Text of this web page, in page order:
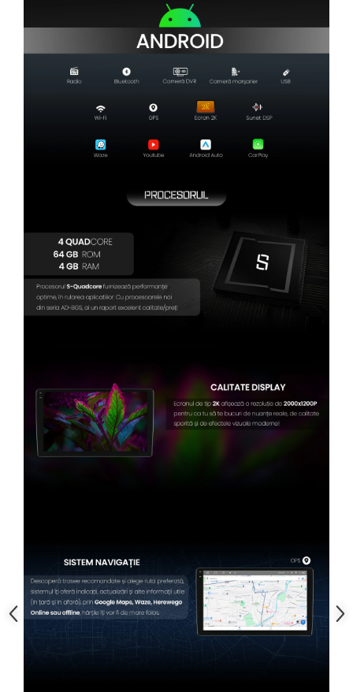
Camere Fiat
Camere înregistrare trafic
Accesorii multimedia
Conectică Auto
Conectică Auto
Conectică Volkswagen
Conectică Mercedes Benz
Conectică Skoda
Conectică Honda
Conectică Chevrolet